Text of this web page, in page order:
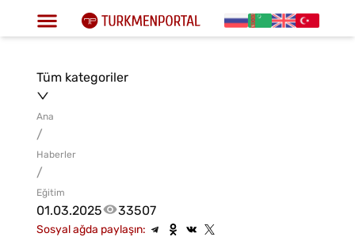
Tüm kategoriler
Ana
/
Haberler
/
Eğitim
01.03.2025 33507
Sosyal ağda paylaşın: